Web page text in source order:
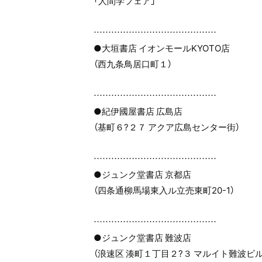
……………………………………
●大垣書店 イオンモールKYOTO店
（西九条鳥居口町１）
……………………………………
●紀伊國屋書店 広島店
（基町６?２７ アクア広島センター街）
……………………………………
●ジュンク堂書店 京都店
（四条通柳馬場東入ル立売東町20-1）
……………………………………
●ジュンク堂書店 難波店
（浪速区 湊町１丁目２?３ マルイト難波ビ